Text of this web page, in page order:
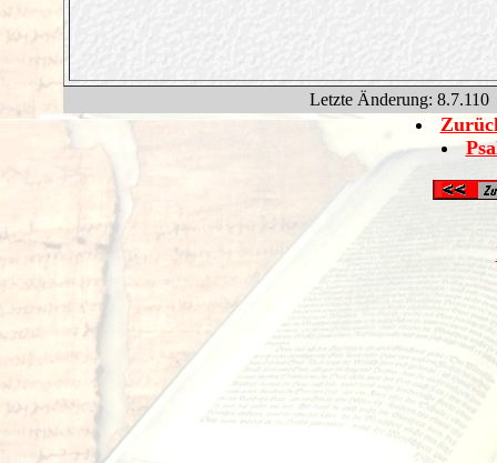
Letzte Änderung: 8.7.110